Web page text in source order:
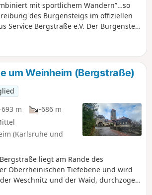
mit sportlichem Wandern”…so
des Burgensteigs im offiziellen
Service Bergstraße e.V. Der Burgensteig
Auf den rund 120 km
30 historischen Sehenswürdigkeiten
dem Nibelungensteig bei
Neckarsteig in Heidelberg zwei
Wir waren so frei, hin und wieder
Die Etappen haben wir so
dass Du mit öffentlichen
Deinen Startpunkt hin und von Deinem
weg kommst.
um Weinheim (Bergstraße)
m
-686 m
(Karlsruhe und
liegt am Rande des
Oberrheinischen Tiefebene und wird
Weschnitz und der Waid, durchzogen.